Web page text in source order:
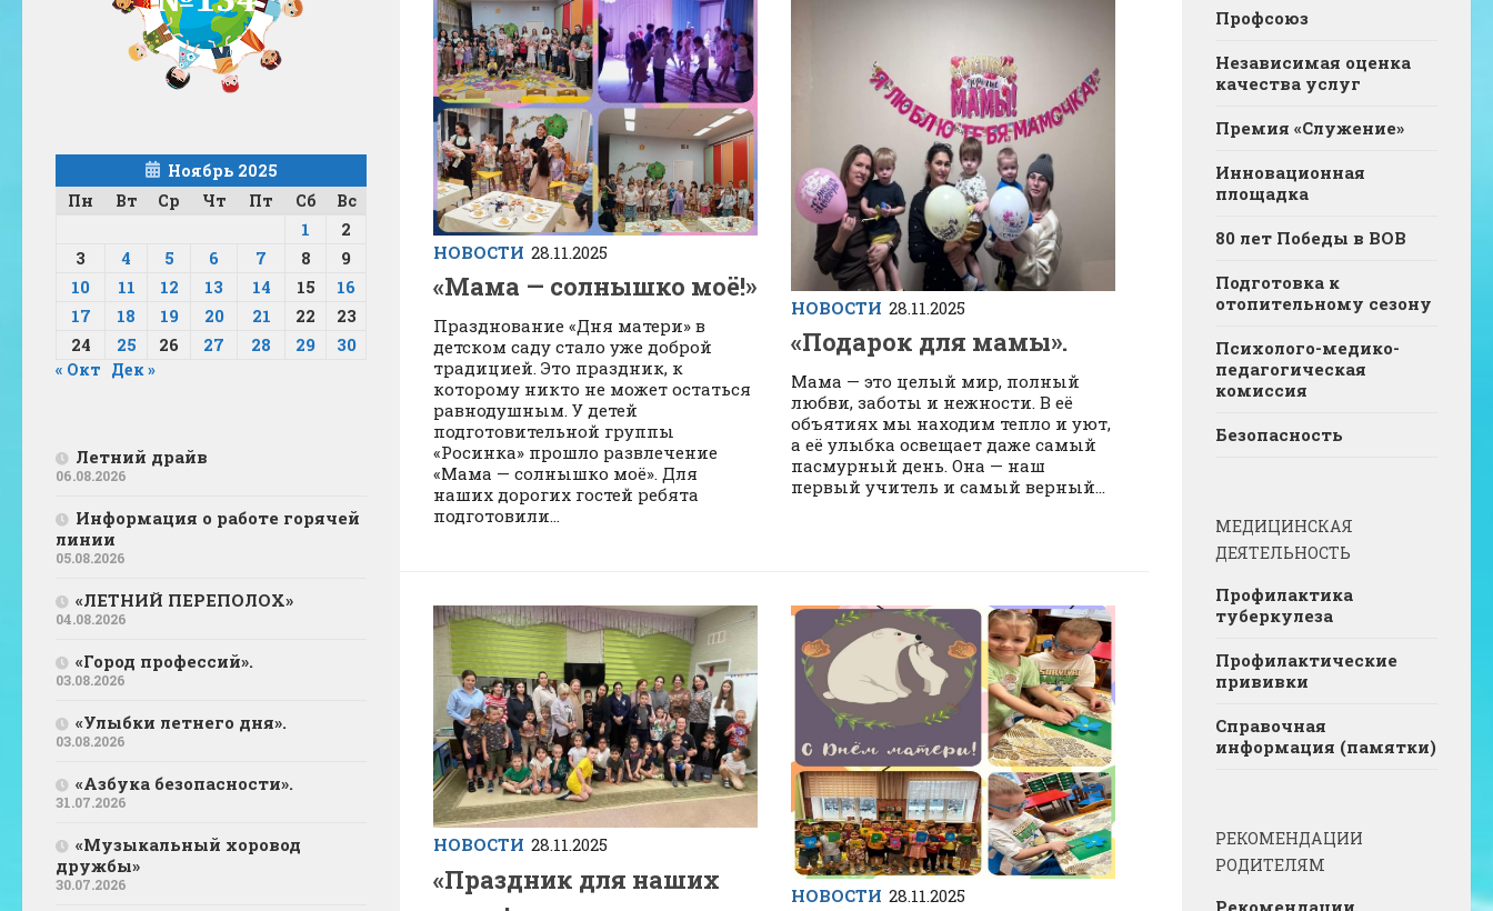
НОВОСТИ 28.11.2025
«Мама — солнышко моё!»
Празднование «Дня матери» в
детском саду стало уже доброй
традицией. Это праздник, к
которому никто не может остаться
равнодушным. У детей
подготовительной группы
«Росинка» прошло развлечение
«Мама — солнышко моё». Для
наших дорогих гостей ребята
подготовили...
НОВОСТИ 28.11.2025
«Подарок для мамы».
Мама — это целый мир, полный
любви, заботы и нежности. В её
объятиях мы находим тепло и уют,
а её улыбка освещает даже самый
пасмурный день. Она — наш
первый учитель и самый верный...
НОВОСТИ 28.11.2025
«Праздник для наших
НОВОСТИ 28.11.2025
Ноябрь 2025
Пн
Вт Ср Чт Пт Сб Вс
1
2
3
4 5 6 7 8
9
10
11 12 13 14 15
16
17
18 19 20 21 22
23
24
25 26 27 28 29 30
« Окт Дек »
Летний драйв
06.08.2026
Информация о работе горячей
линии
05.08.2026
«ЛЕТНИЙ ПЕРЕПОЛОХ»
04.08.2026
«Город профессий».
03.08.2026
«Улыбки летнего дня».
03.08.2026
«Азбука безопасности».
31.07.2026
«Музыкальный хоровод
дружбы»
30.07.2026
Профсоюз
Независимая оценка
качества услуг
Премия «Служение»
Инновационная
площадка
80 лет Победы в ВОВ
Подготовка к
отопительному сезону
Психолого-медико-
педагогическая
комиссия
Безопасность
МЕДИЦИНСКАЯ
ДЕЯТЕЛЬНОСТЬ
Профилактика
туберкулеза
Профилактические
прививки
Справочная
информация (памятки)
РЕКОМЕНДАЦИИ
РОДИТЕЛЯМ